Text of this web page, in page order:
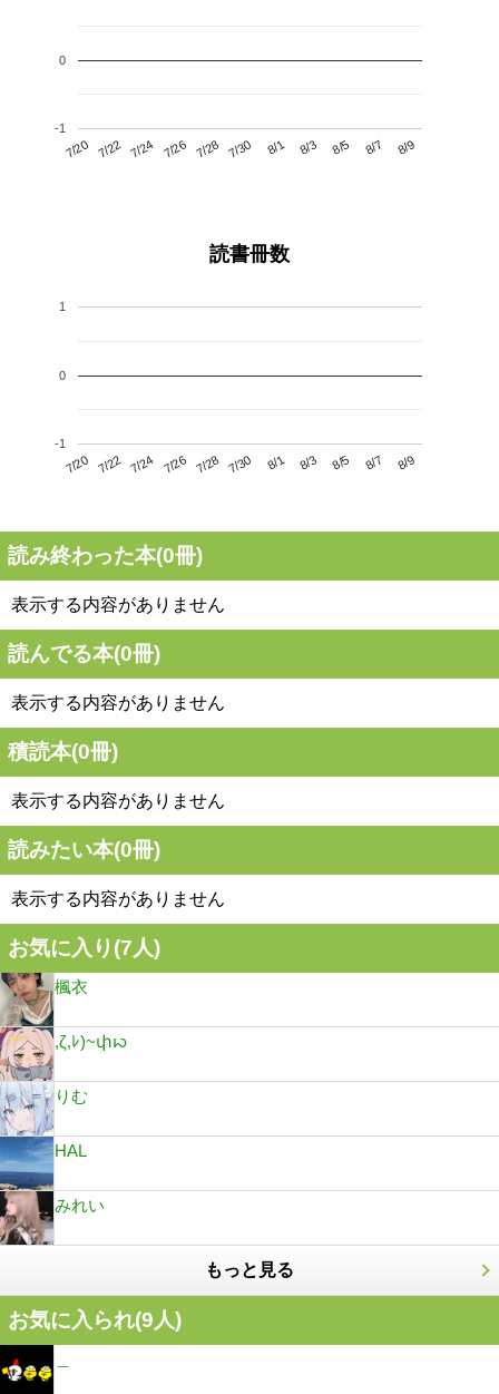
7/20 7/22 7/24 7/26 7/28 7/30 8/1 8/3 8/5 8/7 8/9
-1
0
読書冊数
7/20 7/22 7/24 7/26 7/28 7/30 8/1 8/3 8/5 8/7 8/9
-1
0
1
読み終わった本(0冊)
表示する内容がありません
読んでる本(0冊)
表示する内容がありません
積読本(0冊)
表示する内容がありません
読みたい本(0冊)
表示する内容がありません
お気に入り(7人)
楓衣
,ζ,ﾚ)~փꩢ
りむ
HAL
みれい
もっと見る
お気に入られ(9人)